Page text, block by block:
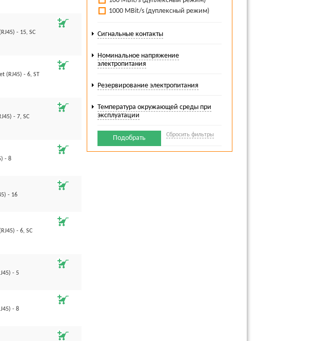
промышленных условиях - коммутаторы SFNT с диапазоном рабочих
характеристики: до 16 портов, резервный источник питания и до
подключения кабелей могут использоваться дополнительные
данных. Прием и передача данных по одно- и многомодовым
осуществляется через 8 портов со скоростью в один гигабит в секунду.
источник питания и функции Quality of Service.
- 15, SC
(RJ45) - 6, ST
- 7, SC
- 8
- 16
- 6, SC
- 5
- 8
1000 MBit/s (дуплексный режим)
Сигнальные контакты
Номинальное напряжение
электропитания
Резервирование электропитания
Температура окружающей среды при
эксплуатации
Подобрать Сбросить фильтры